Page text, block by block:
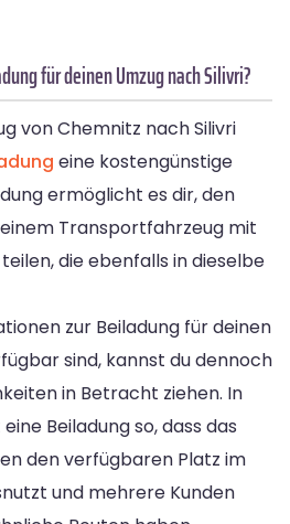
für deinen Umzug nach Silivri?
von Chemnitz nach Silivri
eine kostengünstige
ermöglicht es dir, den
Transportfahrzeug mit
die ebenfalls in dieselbe
zur Beiladung für deinen
sind, kannst du dennoch
in Betracht ziehen. In
Beiladung so, dass das
den verfügbaren Platz im
und mehrere Kunden